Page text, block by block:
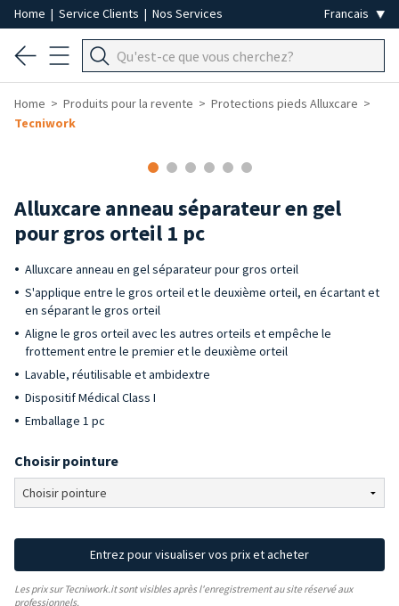
Home | Service Clients | Nos Services
Home Produits pour la revente
Protections pieds Alluxcare
Tecniwork
Alluxcare anneau séparateur en gel
pour gros orteil 1 pc
Alluxcare anneau en gel séparateur pour gros orteil
S'applique entre le gros orteil et le deuxième orteil, en écartant et
en séparant le gros orteil
Aligne le gros orteil avec les autres orteils et empêche le
frottement entre le premier et le deuxième orteil
Lavable, réutilisable et ambidextre
Dispositif Médical Class I
Emballage 1 pc
Choisir pointure
Entrez pour visualiser vos prix et acheter
Les prix sur Tecniwork.it sont visibles après l'enregistrement au site réservé aux
professionnels.